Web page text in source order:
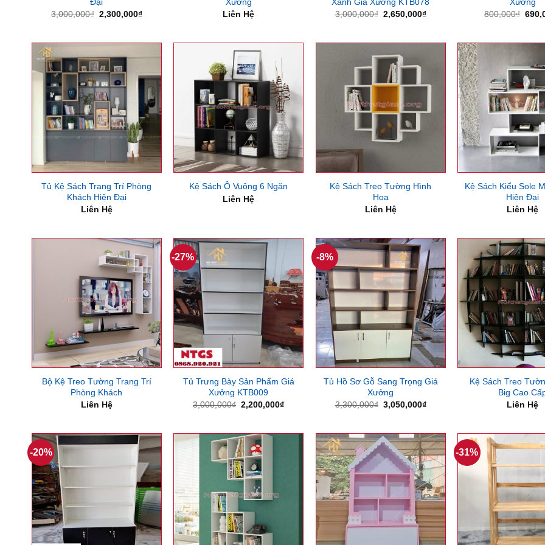
3,000,000₫ Giá
2,300,000₫Giá
Liên Hệ
3,000,000₫ Giá
2,650,000₫Giá
2,650,000₫.
800,000₫ Giá
Tủ Kệ Sách Trang Trí Phòng
Khách Hiện Đại
Liên Hệ
Kệ Sách Ô Vuông 6 Ngăn
Liên Hệ
Kệ Sách Treo Tường Hình
Hoa
Liên Hệ
Kệ Sách Kiểu Sole
Hiện Đại
Liên Hệ
Bộ Kệ Treo Tường Trang Trí
Phòng Khách
Liên Hệ
-27%
Tủ Trưng Bày Sản Phẩm Giá
Xưởng KTB009
3,000,000₫ Giá
2,200,000₫Giá
2,200,000₫.
-8%
Tủ Hồ Sơ Gỗ Sang Trọng Giá
Xưởng
3,300,000₫ Giá
3,050,000₫Giá
3,050,000₫.
Kệ Sách Treo
Big Cao
Liên Hệ
-20% -31%